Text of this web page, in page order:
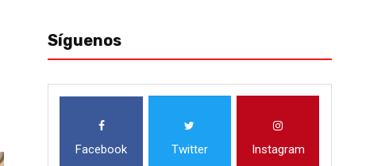
Síguenos
Facebook Twitter Instagram